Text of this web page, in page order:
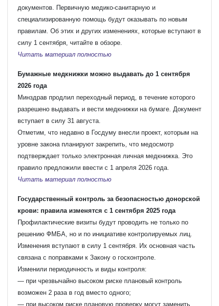
документов. Первичную медико-санитарную и
специализированную помощь будут оказывать по новым
правилам. Об этих и других изменениях, которые вступают в
силу 1 сентября, читайте в обзоре.
Читать материал полностью
Бумажные медкнижки можно выдавать до 1 сентября
2026 года
Минздрав продлил переходный период, в течение которого
разрешено выдавать и вести медкнижки на бумаге. Документ
вступает в силу 31 августа.
Отметим, что недавно в Госдуму внесли проект, которым на
уровне закона планируют закрепить, что медосмотр
подтверждает только электронная личная медкнижка. Это
правило предложили ввести с 1 апреля 2026 года.
Читать материал полностью
Государственный контроль за безопасностью донорской
крови: правила изменятся с 1 сентября 2025 года
Профилактические визиты будут проводить не только по
решению ФМБА, но и по инициативе контролируемых лиц.
Изменения вступают в силу 1 сентября. Их основная часть
связана с поправками к Закону о госконтроле.
Изменили периодичность и виды контроля:
— при чрезвычайно высоком риске плановый контроль
возможен 2 раза в год вместо одного;
— при высоком риске плановую проверку могут заменить